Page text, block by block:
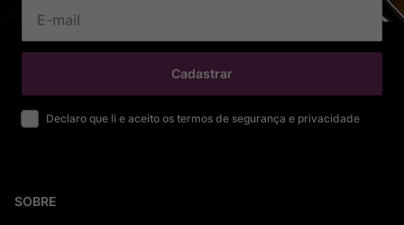
Cadastrar
Declaro que li e aceito os termos de segurança e privacidade
SOBRE